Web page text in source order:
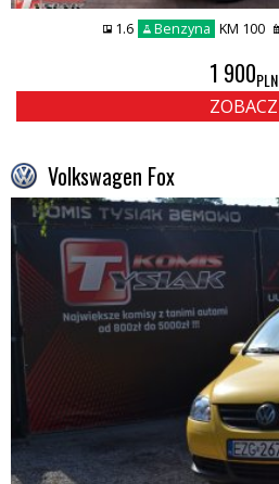
1.6 Benzyna KM 100
1 900PLN
ZOBACZ
Volkswagen Fox